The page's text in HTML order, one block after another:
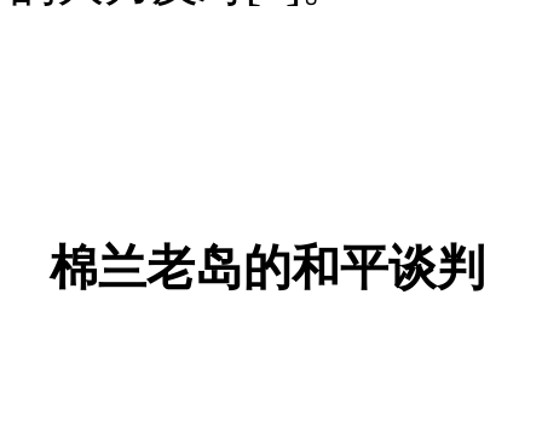
棉兰老岛的和平谈判